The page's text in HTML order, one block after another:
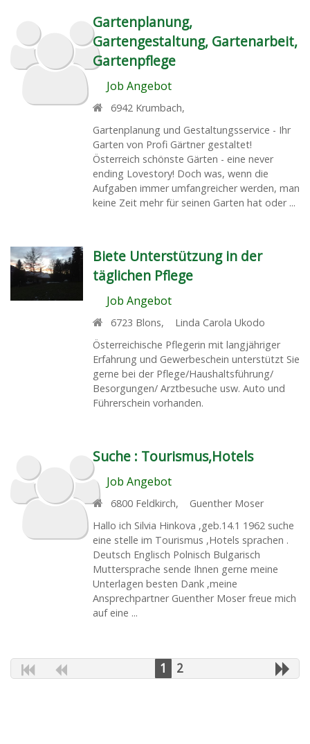
Gartenplanung,
Gartengestaltung, Gartenarbeit,
Gartenpflege
Job Angebot
6942 Krumbach,
Gartenplanung und Gestaltungsservice - Ihr
Garten von Profi Gärtner gestaltet!
Österreich schönste Gärten - eine never
ending Lovestory! Doch was, wenn die
Aufgaben immer umfangreicher werden, man
keine Zeit mehr für seinen Garten hat oder ...
Biete Unterstützung in der
täglichen Pflege
Job Angebot
6723 Blons,
Linda Carola Ukodo
Österreichische Pflegerin mit langjähriger
Erfahrung und Gewerbeschein unterstützt Sie
gerne bei der Pflege/Haushaltsführung/
Besorgungen/ Arztbesuche usw. Auto und
Führerschein vorhanden.
Suche : Tourismus,Hotels
Job Angebot
6800 Feldkirch,
Guenther Moser
Hallo ich Silvia Hinkova ,geb.14.1 1962 suche
eine stelle im Tourismus ,Hotels sprachen .
Deutsch Englisch Polnisch Bulgarisch
Muttersprache sende Ihnen gerne meine
Unterlagen besten Dank ,meine
Ansprechpartner Guenther Moser freue mich
auf eine ...
1 2